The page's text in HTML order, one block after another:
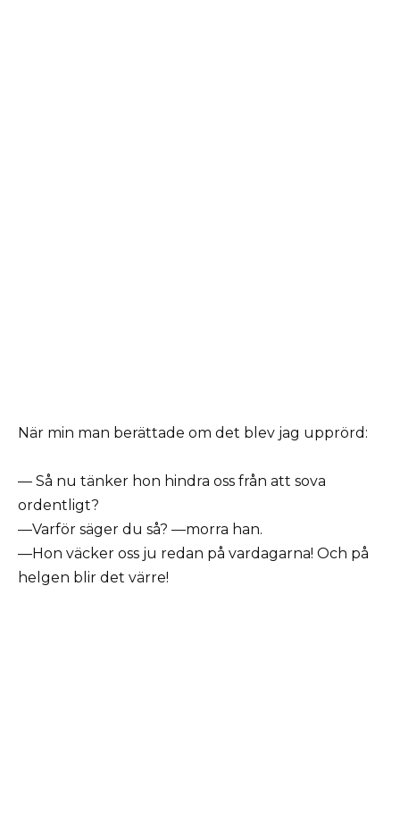
När min man berättade om det blev jag upprörd:
— Så nu tänker hon hindra oss från att sova
ordentligt?
—Varför säger du så? —morra han.
—Hon väcker oss ju redan på vardagarna! Och på
helgen blir det värre!